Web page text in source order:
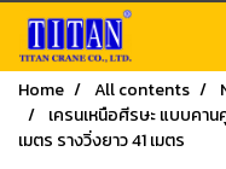
Home All contents
เครนเหนือศีรษะ แบบคา
เมตร รางวิ่งยาว 41 เมตร